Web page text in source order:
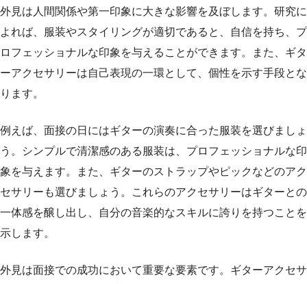
外見は人間関係や第一印象に大きな影響を及ぼします。研究に
よれば、服装やスタイリングが適切であると、自信を持ち、プ
ロフェッショナルな印象を与えることができます。また、ギタ
ーアクセサリーは自己表現の一環として、個性を示す手段とな
ります。
例えば、面接の日にはギターの演奏に合った服装を選びましょ
う。シンプルで清潔感のある服装は、プロフェッショナルな印
象を与えます。また、ギターのストラップやピックなどのアク
セサリーも選びましょう。これらのアクセサリーはギターとの
一体感を醸し出し、自分の音楽的なスキルに誇りを持つことを
示します。
外見は面接での成功において重要な要素です。ギターアクセサ